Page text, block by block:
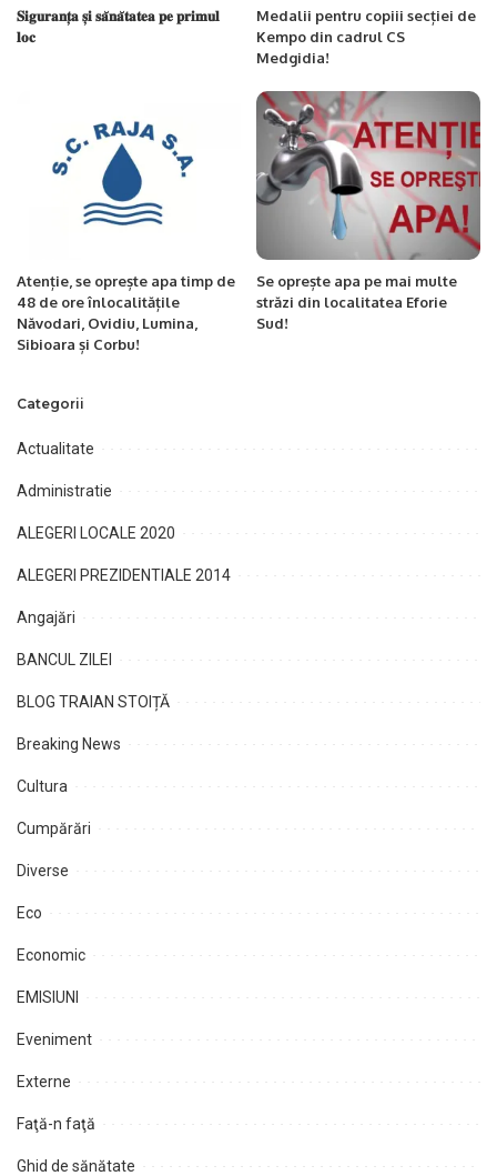
𝐒𝐢𝐠𝐮𝐫𝐚𝐧𝐭̦𝐚 𝐬̦𝐢 𝐬𝐚̆𝐧𝐚̆𝐭𝐚𝐭𝐞𝐚 𝐩𝐞 𝐩𝐫𝐢𝐦𝐮𝐥
𝐥𝐨𝐜
Medalii pentru copiii secției de
Kempo din cadrul CS
Medgidia!
Atenție, se oprește apa timp de
48 de ore înlocalitățile
Năvodari, Ovidiu, Lumina,
Sibioara și Corbu!
Se oprește apa pe mai multe
străzi din localitatea Eforie
Sud!
Categorii
Actualitate
Administratie
ALEGERI LOCALE 2020
ALEGERI PREZIDENTIALE 2014
Angajări
BANCUL ZILEI
BLOG TRAIAN STOIȚĂ
Breaking News
Cultura
Cumpărări
Diverse
Eco
Economic
EMISIUNI
Eveniment
Externe
Faţă-n faţă
Ghid de sănătate